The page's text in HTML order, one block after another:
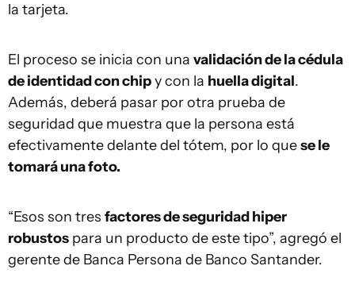
la tarjeta.
El proceso se inicia con una validación de la cédula
de identidad con chipy con la huella digital.
Además, deberá pasar por otra prueba de
seguridad que muestra que la persona está
efectivamente delante del tótem, por lo quese le
tomará una foto.
“Esos son tres factores de seguridad hiper
robustos para un producto de este tipo”, agregó el
gerente de Banca Persona de Banco Santander.